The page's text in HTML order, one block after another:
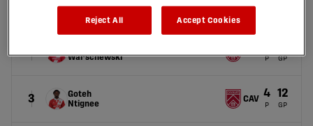
HFX
2
Warschewski
P GP
3
Goteh
Ntignee
CAV 4
P
12
GP
Reject All Accept Cookies